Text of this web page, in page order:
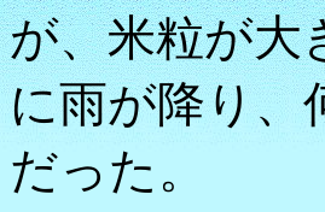
が、米粒が大
に雨が降り、
だった。